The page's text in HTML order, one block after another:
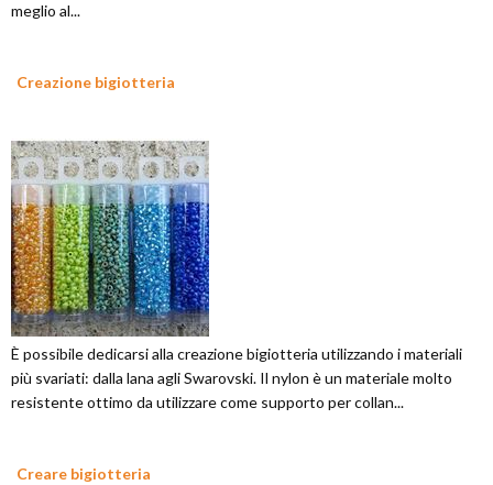
meglio al...
Creazione bigiotteria
È possibile dedicarsi alla creazione bigiotteria utilizzando i materiali
più svariati: dalla lana agli Swarovski. Il nylon è un materiale molto
resistente ottimo da utilizzare come supporto per collan...
Creare bigiotteria